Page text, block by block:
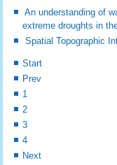
An understanding of
extreme droughts in
Spatial Topographic
Start
Prev
1
2
3
4
Next